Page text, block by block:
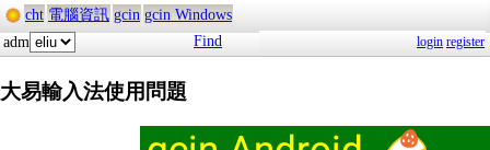
cht 電腦資訊 gcin gcin Windows
adm
Find login register
大易輸入法使用問題